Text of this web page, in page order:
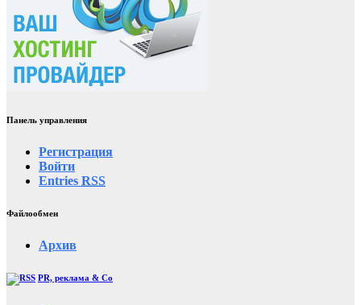
Панель управления
Регистрация
Войти
Entries RSS
Файлообмен
Архив
PR, реклама & Co